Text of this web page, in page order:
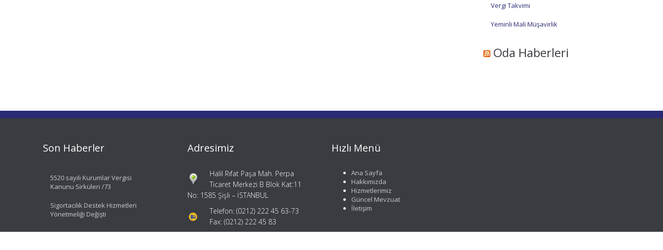
Vergi Takvimi
Yeminli Mali Müşavirlik
Oda Haberleri
Son Haberler
5520 sayılı Kurumlar Vergisi
Kanunu Sirküleri /73
Sigortacılık Destek Hizmetleri
Yönetmeliği Değişti
Adresimiz
Halil Rıfat Paşa Mah. Perpa
Ticaret Merkezi B Blok Kat:11
No: 1585 Şişli – İSTANBUL
Telefon: (0212) 222 45 63-73
Fax: (0212) 222 45 83
Hızlı Menü
Ana Sayfa
Hakkımızda
Hizmetlerimiz
Güncel Mevzuat
İletişim